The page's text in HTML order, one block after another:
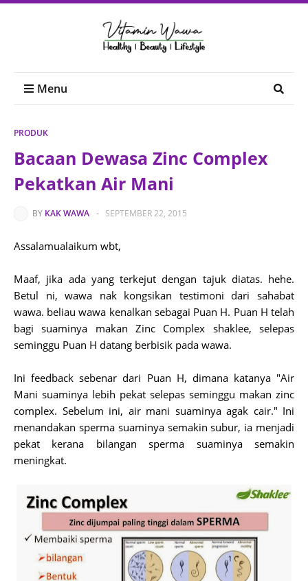
Menu
PRODUK
Bacaan Dewasa Zinc Complex
Pekatkan Air Mani
BY KAK WAWA - SEPTEMBER 22, 2015
Assalamualaikum wbt,
Maaf, jika ada yang terkejut dengan tajuk diatas. hehe.
Betul ni, wawa nak kongsikan testimoni dari sahabat
wawa. beliau wawa kenalkan sebagai Puan H. Puan H telah
bagi suaminya makan Zinc Complex shaklee, selepas
seminggu Puan H datang berbisik pada wawa.
Ini feedback sebenar dari Puan H, dimana katanya "Air
Mani suaminya lebih pekat selepas seminggu makan zinc
complex. Sebelum ini, air mani suaminya agak cair." Ini
menandakan sperma suaminya semakin subur, ia menjadi
pekat kerana bilangan sperma suaminya semakin
meningkat.